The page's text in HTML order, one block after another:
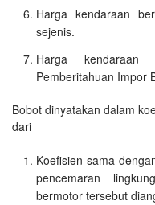
Harga kendaraan
sejenis.
Harga kendaraan
Pemberitahuan Impor
Bobot dinyatakan dalam
dari
Koefisien sama
pencemaran
bermotor tersebut